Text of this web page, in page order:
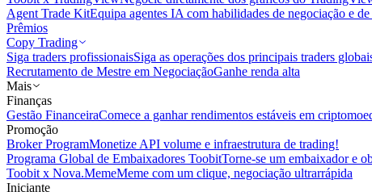
Agent Trade KitEquipa agentes IA com habilidades de negociação e de
Prêmios
Copy Trading
Siga traders profissionaisSiga as operações dos principais traders
Recrutamento de Mestre em NegociaçãoGanhe renda alta
Mais
Finanças
Gestão FinanceiraComece a ganhar rendimentos estáveis em
Promoção
Broker ProgramMonetize API volume e infraestrutura de trading!
Programa Global de Embaixadores ToobitTorne-se um embaixador e
Toobit x Nova.MemeMeme com um clique, negociação ultrarrápida
Iniciante